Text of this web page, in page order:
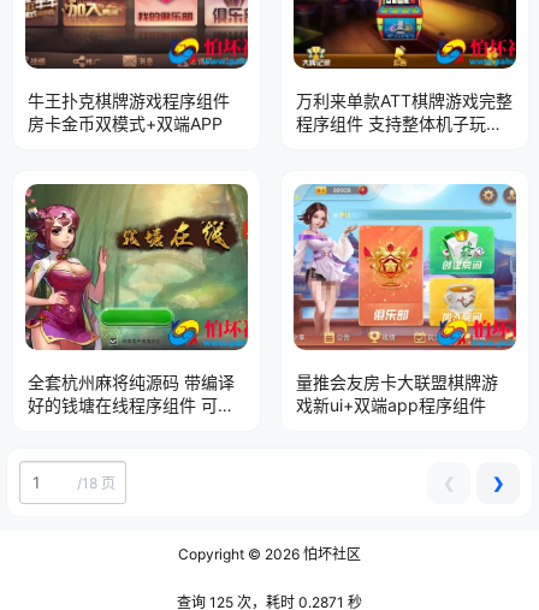
牛王扑克棋牌游戏程序组件
房卡金币双模式+双端APP
万利来单款ATT棋牌游戏完整
程序组件 支持整体机子玩家
全套杭州麻将纯源码 带编译
好的钱塘在线程序组件 可二
量推会友房卡大联盟棋牌游
戏新ui+双端app程序组件
/18 页 ❮ ❯
Copyright © 2026 怕坏社区
查询 125 次，耗时 0.2871 秒